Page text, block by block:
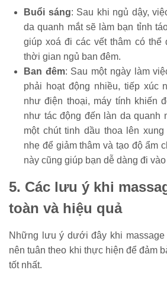
Buổi sáng: Sau khi ngủ dậy,
da quanh mắt sẽ làm bạn tỉnh
giúp xoá đi các vết thâm có thể
thời gian ngủ ban đêm.
Ban đêm: Sau một ngày làm
phải hoạt động nhiều, tiếp xúc
như điện thoại, máy tính khiến
như tác động đến làn da quanh
một chút tinh dầu thoa lên
nhẹ để giảm thâm và tạo độ ẩm
này cũng giúp bạn dễ dàng đi
5. Các lưu ý khi
toàn và hiệu quả
Những lưu ý dưới đây khi massage
nên tuân theo khi thực hiện để đảm
tốt nhất.